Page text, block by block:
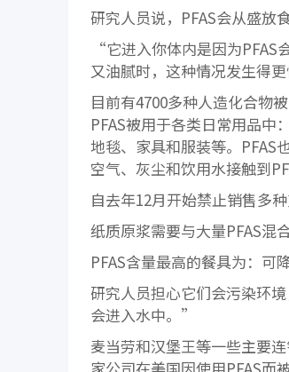
研究人员说，PFAS会从盛放
“它进入你体内是因为
又油腻时，这种情况发生得更
目前有4700多种人造化合物
PFAS被用于各类日常用品中
地毯、家具和服装等。PFAS
空气、灰尘和饮用水接触到
自去年12月开始禁止销售多
纸质原浆需要与大量PFAS混
PFAS含量最高的餐具为：可
研究人员担心它们会污染环
会进入水中。”
麦当劳和汉堡王等一些主要